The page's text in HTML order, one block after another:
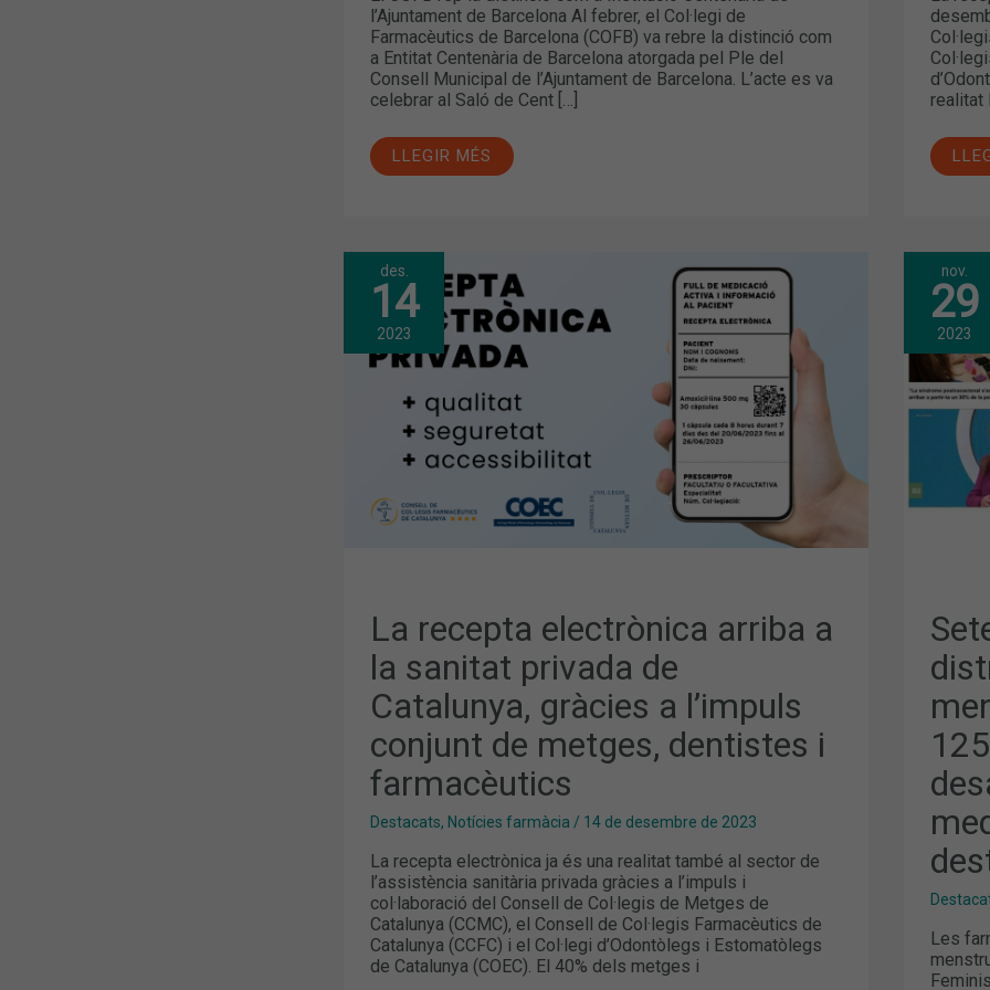
l’Ajuntament de Barcelona Al febrer, el Col·legi de
Farmacèutics de Barcelona (COFB) va rebre la distinció com
a Entitat Centenària de Barcelona atorgada pel Ple del
Consell Municipal de l’Ajuntament de Barcelona. L’acte es va
celebrar al Saló de Cent […]
LLEGIR MÉS
realitat
des.
14
2023
La recepta electrònica arriba a
la sanitat privada de
Catalunya, gràcies a l’impuls
conjunt de metges, dentistes i
farmacèutics
Destacats, Notícies farmàcia / 14 de desembre de 2023
La recepta electrònica ja és una realitat també al sector de
l’assistència sanitària privada gràcies a l’impuls i
col·laboració del Consell de Col·legis de Metges de
Catalunya (CCMC), el Consell de Col·legis Farmacèutics de
Catalunya (CCFC) i el Col·legi d’Odontòlegs i Estomatòlegs
de Catalunya (COEC). El 40% dels metges i
LA
RECEPTA
ELECTRÒNICA
ARRIBA
A
LA
PRIVADA
CATALUNYA,
GRÀCIES
CONJUNT
DE
nov.
29
2023
Les
I
LA
DE
A
EL
125È
ALS